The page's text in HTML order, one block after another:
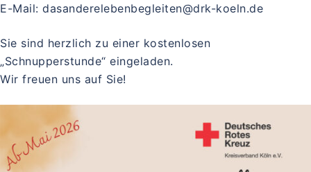
E-Mail: dasanderelebenbegleiten@drk-koeln.de
Sie sind herzlich zu einer kostenlosen
„Schnupperstunde“ eingeladen.
Wir freuen uns auf Sie!